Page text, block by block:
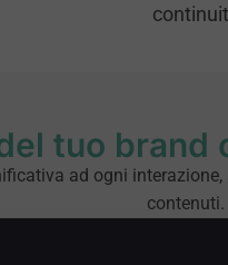
tuo brand
ad ogni
contenuti.